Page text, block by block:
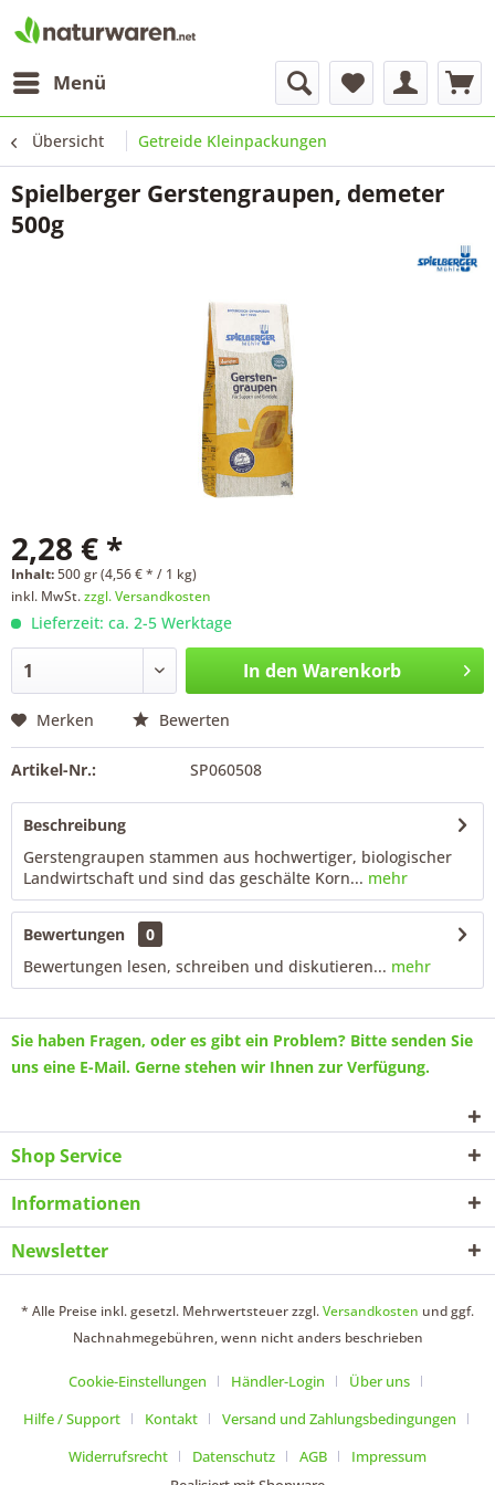
Menü
Übersicht Getreide Kleinpackungen
Spielberger Gerstengraupen, demeter
500g
2,28 € *
Inhalt:500 gr (4,56 € * / 1 kg)
inkl. MwSt.zzgl. Versandkosten
Lieferzeit: ca. 2-5 Werktage
In den Warenkorb
Merken Bewerten
Artikel-Nr.: SP060508
Beschreibung
Gerstengraupen stammen aus hochwertiger, biologischer
Landwirtschaft und sind das geschälte Korn... mehr
Bewertungen
0
Bewertungen lesen, schreiben und diskutieren... mehr
Sie haben Fragen, oder es gibt ein Problem? Bitte senden Sie
uns eine E-Mail. Gerne stehen wir Ihnen zur Verfügung.
Shop Service
Informationen
Newsletter
* Alle Preise inkl. gesetzl. Mehrwertsteuer zzgl.Versandkosten und ggf.
Nachnahmegebühren, wenn nicht anders beschrieben
Cookie-Einstellungen Händler-Login
Über uns
Hilfe / Support
Kontakt
Versand und Zahlungsbedingungen
Widerrufsrecht
Datenschutz AGB
Impressum